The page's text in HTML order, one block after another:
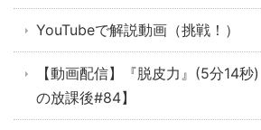
YouTubeで解説動画（挑戦！）
【動画配信】『脱皮力』(5分14
の放課後#84】